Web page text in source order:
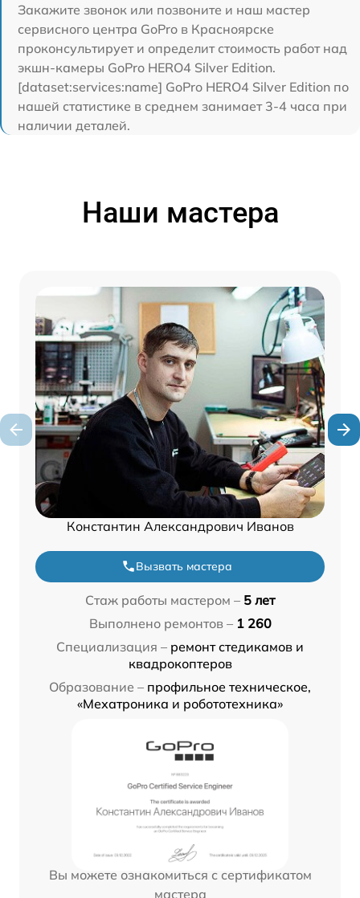
Закажите звонок или позвоните и наш мастер
сервисного центра GoPro в Красноярске
проконсультирует и определит стоимость работ над
экшн-камеры GoPro HERO4 Silver Edition.
[dataset:services:name] GoPro HERO4 Silver Edition по
нашей статистике в среднем занимает 3-4 часа при
наличии деталей.
Наши мастера
Константин Александрович Иванов
Вызвать мастера
Стаж работы мастером – 5 лет
Выполнено ремонтов – 1 260
Специализация – ремонт стедикамов и
квадрокоптеров
Образование – профильное техническое,
«Мехатроника и робототехника»
Вы можете ознакомиться с сертификатом
мастера